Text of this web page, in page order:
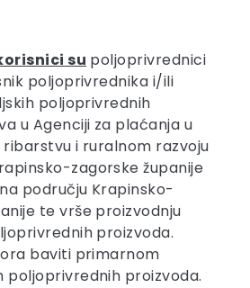
su poljoprivrednici
poljoprivrednika i/ili
poljoprivrednih
u Agenciji za plaćanja u
i ruralnom razvoju
zagorske županije
području Krapinsko-
te vrše proizvodnju
proizvoda.
baviti primarnom
poljoprivrednih proizvoda.